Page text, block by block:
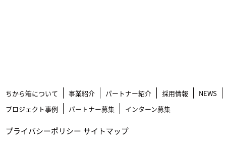
ちから箱について 事業紹介 パートナー紹介 採用情報
NEWS
プロジェクト事例
パートナー募集 インターン募集
プライバシーポリシー サイトマップ